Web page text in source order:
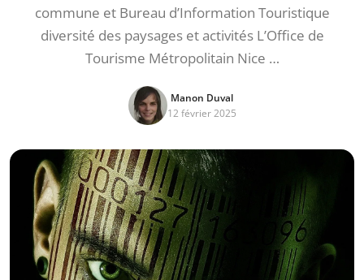
commune et Bureau d’Information Touristique
diversité des paysages et activités L’Office de
Tourisme Métropolitain Nice …
Manon Duval
12 février 2025